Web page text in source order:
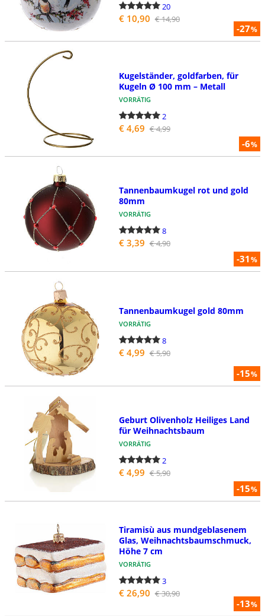
-27%
20
€ 10,90 € 14,90
-6%
Kugelständer, goldfarben, für
Kugeln Ø 100 mm – Metall
VORRÄTIG
2
€ 4,69 € 4,99
-31%
Tannenbaumkugel rot und gold
80mm
VORRÄTIG
8
€ 3,39 € 4,90
-15%
Tannenbaumkugel gold 80mm
VORRÄTIG
8
€ 4,99 € 5,90
-15%
Geburt Olivenholz Heiliges Land
für Weihnachtsbaum
VORRÄTIG
2
€ 4,99 € 5,90
-13%
Tiramisù aus mundgeblasenem
Glas, Weihnachtsbaumschmuck,
Höhe 7 cm
VORRÄTIG
3
€ 26,90 € 30,90